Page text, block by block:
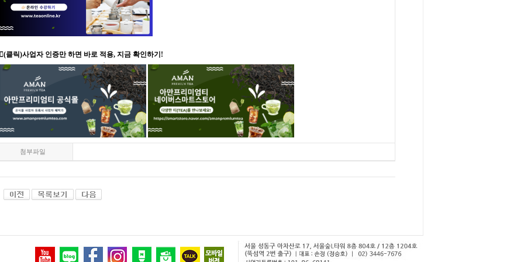
클릭)사업자 인증만 하면 바로 적용, 지금 확인하기!
첨부파일